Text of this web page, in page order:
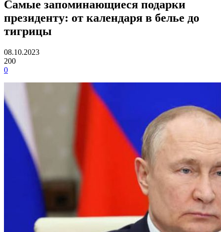
Самые запоминающиеся подарки
президенту: от календаря в белье до
тигрицы
08.10.2023
200
0